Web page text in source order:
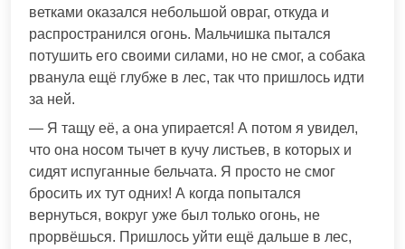
ветками оказался небольшой овраг, откуда и
распространился огонь. Мальчишка пытался
потушить его своими силами, но не смог, а собака
рванула ещё глубже в лес, так что пришлось идти
за ней.
— Я тащу её, а она упирается! А потом я увидел,
что она носом тычет в кучу листьев, в которых и
сидят испуганные бельчата. Я просто не смог
бросить их тут одних! А когда попытался
вернуться, вокруг уже был только огонь, не
прорвёшься. Пришлось уйти ещё дальше в лес,